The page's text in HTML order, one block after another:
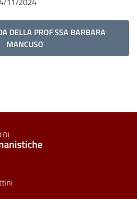
DELLA PROF.SSA BARBARA
MANCUSO
DI